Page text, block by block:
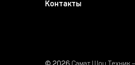
Контакты